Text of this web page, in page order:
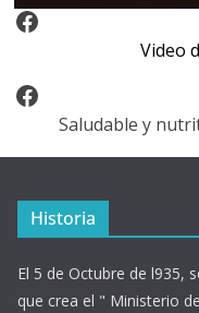
Video Arroz Fortificado
Video
Facebook
Saludable y
Historia
El 5 de Octubre de l935,
que crea el " Ministerio